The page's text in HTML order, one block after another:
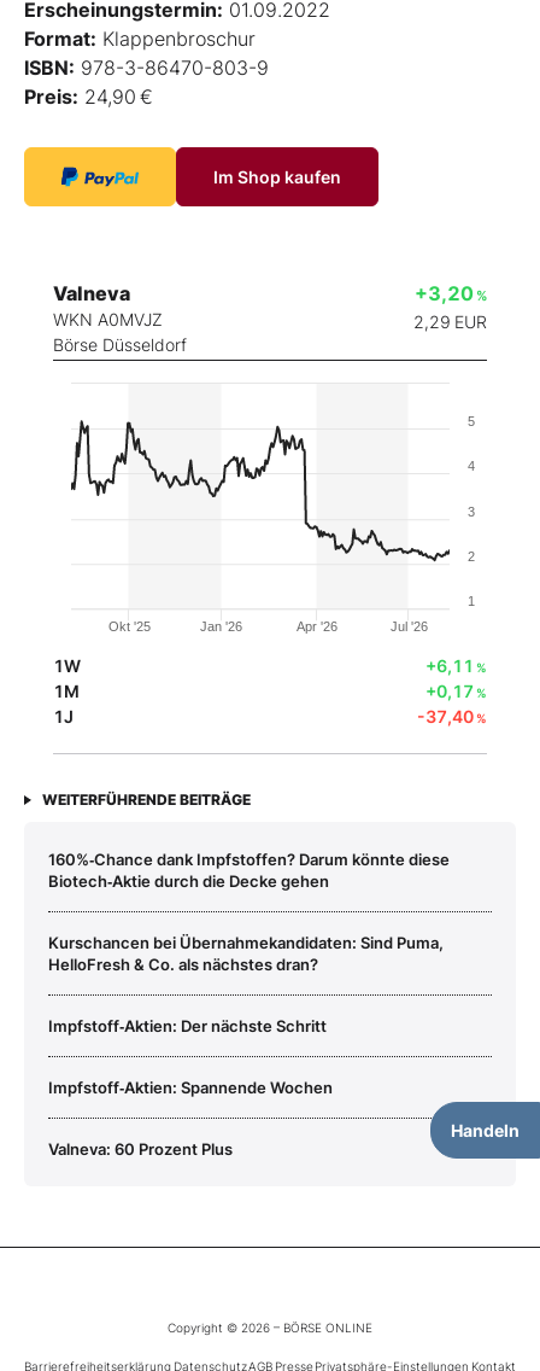
Erscheinungstermin: 01.09.2022
Format: Klappenbroschur
ISBN: 978-3-86470-803-9
Preis: 24,90 €
Im Shop kaufen
Valneva
WKN A0MVJZ
Börse Düsseldorf
+3,20 %
2,29 EUR
Handeln
Okt '25 Jan '26 Apr '26 Jul '26
1
2
3
4
5
1W +6,11 %
1M +0,17 %
1J -37,40%
WEITERFÜHRENDE BEITRÄGE
160%‑Chance dank Impfstoffen? Darum könnte diese
Biotech‑Aktie durch die Decke gehen
Kurschancen bei Übernahmekandidaten: Sind Puma,
HelloFresh & Co. als nächstes dran?
Impfstoff‑Aktien: Der nächste Schritt
Impfstoff‑Aktien: Spannende Wochen
Valneva: 60 Prozent Plus
Copyright © 2026 – BÖRSE ONLINE
Barrierefreiheitserklärung DatenschutzAGB PressePrivatsphäre-Einstellungen Kontakt